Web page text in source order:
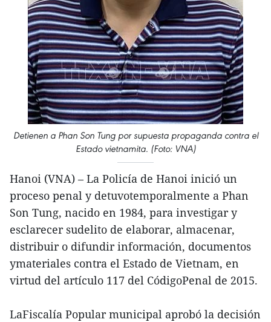
Detienen a Phan Son Tung por supuesta propaganda contra el
Estado vietnamita. (Foto: VNA)
Hanoi (VNA) – La Policía de Hanoi inició un
proceso penal y detuvotemporalmente a Phan
Son Tung, nacido en 1984, para investigar y
esclarecer sudelito de elaborar, almacenar,
distribuir o difundir información, documentos
ymateriales contra el Estado de Vietnam, en
virtud del artículo 117 del CódigoPenal de 2015.
LaFiscalía Popular municipal aprobó la decisión